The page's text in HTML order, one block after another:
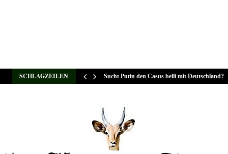
SCHLAGZEILEN Sucht Putin den Casus belli mit Deutschland?